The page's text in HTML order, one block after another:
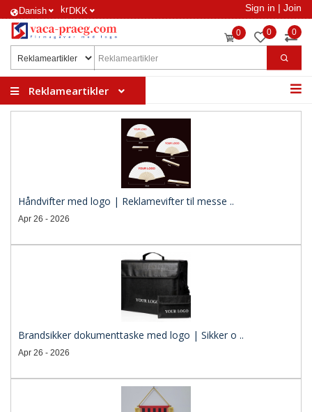
​Danish kr DKK Sign in | Join
0 0 0
Reklameartikler
Håndvifter med logo | Reklamevifter til messe ..
Apr 26 - 2026
Brandsikker dokumenttaske med logo | Sikker o ..
Apr 26 - 2026